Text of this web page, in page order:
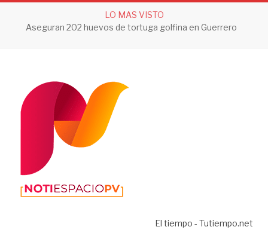
LO MAS VISTO
Aseguran 202 huevos de tortuga golfina en Guerrero
El tiempo - Tutiempo.net